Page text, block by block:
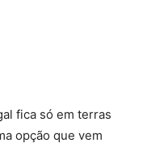
fica só em terras
opção que vem